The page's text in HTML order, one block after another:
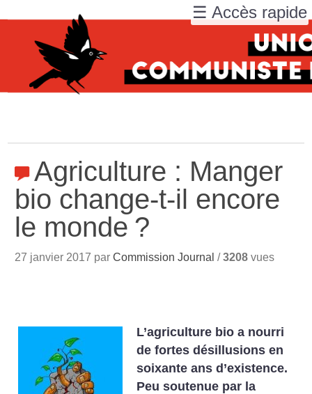
Agriculture : Manger
bio change-t-il encore
le monde ?
27 janvier 2017 parCommission Journal /3208 vues
L’agriculture bio a nourri
de fortes désillusions en
soixante ans d’existence.
Peu soutenue par la
☰ Accès rapide